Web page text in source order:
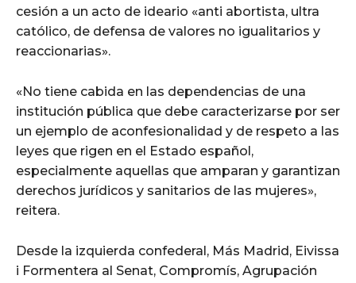
cesión a un acto de ideario «anti abortista, ultra
católico, de defensa de valores no igualitarios y
reaccionarias».
«No tiene cabida en las dependencias de una
institución pública que debe caracterizarse por ser
un ejemplo de aconfesionalidad y de respeto a las
leyes que rigen en el Estado español,
especialmente aquellas que amparan y garantizan
derechos jurídicos y sanitarios de las mujeres»,
reitera.
Desde la izquierda confederal, Más Madrid, Eivissa
i Formentera al Senat, Compromís, Agrupación